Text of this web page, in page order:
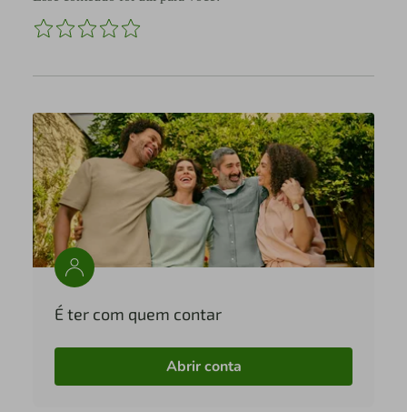
É ter com quem contar
Abrir conta